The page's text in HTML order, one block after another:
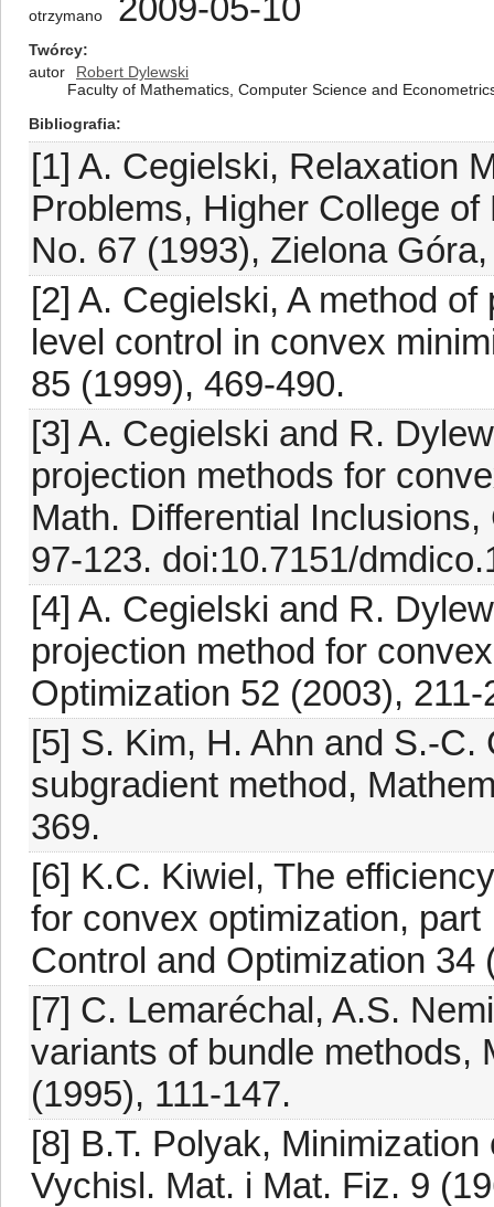
otrzymano 2009-05-10
Twórcy
autor
Robert Dylewski
Faculty of Mathematics, Computer Science and
Bibliografia
[1] A. Cegielski, Relaxation
Problems, Higher College
No. 67 (1993), Zielona
[2] A. Cegielski, A method
level control in convex
85 (1999), 469-490.
[3] A. Cegielski and R.
projection methods for
Math. Differential
97-123. doi:10.7151/
[4] A. Cegielski and R.
projection method for
Optimization 52 (2003), 211-
[5] S. Kim, H. Ahn and S.-
subgradient method,
369.
[6] K.C. Kiwiel, The
for convex optimization,
Control and Optimization 34
[7] C. Lemaréchal, A.S.
variants of bundle methods,
(1995), 111-147.
[8] B.T. Polyak,
Vychisl. Mat. i Mat. Fiz. 9